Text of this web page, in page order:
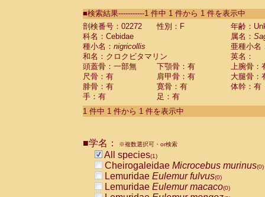
CebidaeSaguinus labiatus(0)
Cebidae Saguinus leucopus (0)
Cebidae
CebidaeSaguinus mystax
CebidaeSaguinus nigricollis (1)
Cebidae Saguinus oedipus
Cebidae Saguinus weddelli
Cebidae Saguinusspp.
Cebidae Aotus trivirgatus
Cebidae Cebus albifrons
CebidaeCebus nigrivittatus
CebidaeCebus
CebidaeSaimiri boliviensis(0)
CebidaeSaimiri sciureus(0)
AtelidaeAlouatta caraya(0)
■検索結果-----------1 件中 1 件から 1 件を表示中
剖検番号：02272
性別：F
年齢：
科名：Cebidae
属名：
種小名： nigricollis
亜種小名
和名：クロクビタマリン
英名：
頭蓋骨：一部無
下顎骨：有
上腕骨：
尺骨：有
肩甲骨：有
大腿骨：
腓骨：有
寛骨：有
体幹：有
手：有
足：有
1 件中 1 件から 1 件を表示中
■学名： ※複数選択可・or検索
All species(1)
Cheirogaleidae Microcebus murinus(0)
Lemuridae Eulemur fulvus(0)
Lemuridae Eulemur macaco(0)